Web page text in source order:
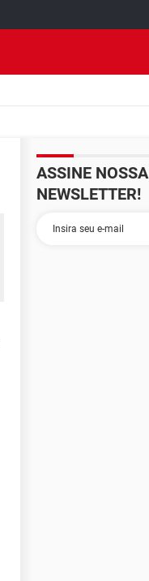
ASSINE NOSSA
NEWSLETTER!